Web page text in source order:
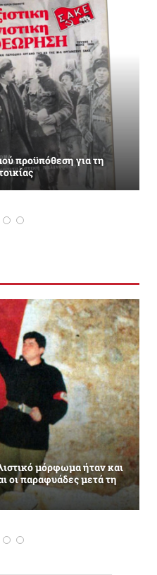
προϋπόθεση για τη
μόρφωμα ήταν και
οι παραφυάδες μετά τη